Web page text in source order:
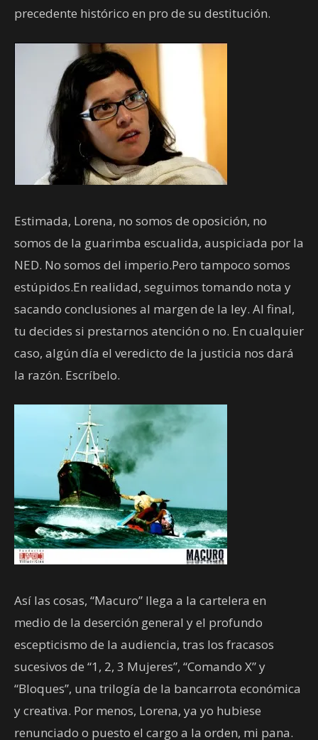
precedente histórico en pro de su destitución.
Estimada, Lorena, no somos de oposición, no
somos de la guarimba escualida, auspiciada por la
NED. No somos del imperio.Pero tampoco somos
estúpidos.En realidad, seguimos tomando nota y
sacando conclusiones al margen de la ley. Al final,
tu decides si prestarnos atención o no. En cualquier
caso, algún día el veredicto de la justicia nos dará
la razón. Escríbelo.
Así las cosas, “Macuro” llega a la cartelera en
medio de la deserción general y el profundo
escepticismo de la audiencia, tras los fracasos
sucesivos de “1, 2, 3 Mujeres”, “Comando X” y
“Bloques”, una trilogía de la bancarrota económica
y creativa. Por menos, Lorena, ya yo hubiese
renunciado o puesto el cargo a la orden, mi pana.